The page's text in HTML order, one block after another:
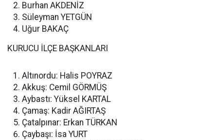
Burhan AKDENİZ
Süleyman YETGÜN
Uğur BAKAÇ
KURUCU İLÇE BAŞKANLARI
Altınordu: Halis POYRAZ
Akkuş: Cemil GÖRMÜŞ
Aybastı: Yüksel KARTAL
Çamaş: Kadir AĞIRTAŞ
Çatalpınar: Erkan TÜRKAN
Çaybaşı: İsa YURT